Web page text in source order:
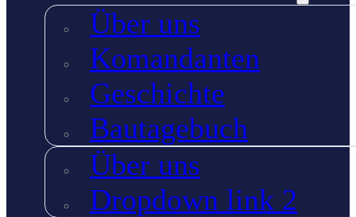
Über uns
Komandanten
Geschichte
Bautagebuch
Über uns
Dropdown link 2